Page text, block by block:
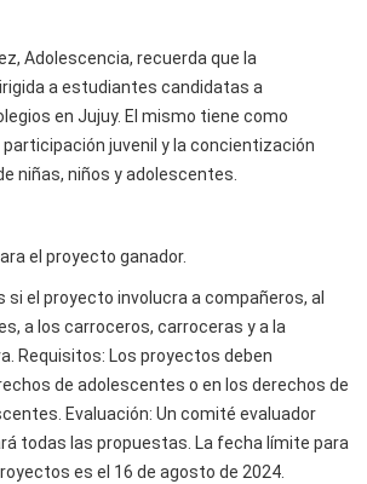
Adolescencia, recuerda que la
a estudiantes candidatas a
en Jujuy. El mismo tiene como
juvenil y la concientización
niñas, niños y adolescentes.
el proyecto ganador.
si el proyecto involucra a compañeros, al
a los carroceros, carroceras y a la
Requisitos: Los proyectos deben
de adolescentes o en los derechos de
Evaluación: Un comité evaluador
todas las propuestas. La fecha límite para
es el 16 de agosto de 2024.